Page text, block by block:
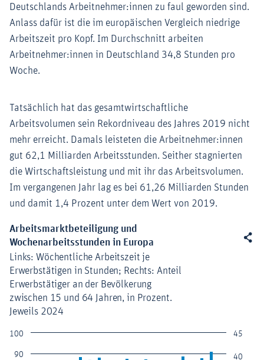
Deutschlands Arbeitnehmer:innen zu faul geworden sind.
Anlass dafür ist die im europäischen Vergleich niedrige
Arbeitszeit pro Kopf. Im Durchschnitt arbeiten
Arbeitnehmer:innen in Deutschland 34,8 Stunden pro
Woche.
Tatsächlich hat das gesamtwirtschaftliche
Arbeitsvolumen sein Rekordniveau des Jahres 2019 nicht
mehr erreicht. Damals leisteten die Arbeitnehmer:innen
gut 62,1 Milliarden Arbeitsstunden. Seither stagnierten
die Wirtschaftsleistung und mit ihr das Arbeitsvolumen.
Im vergangenen Jahr lag es bei 61,26 Milliarden Stunden
und damit 1,4 Prozent unter dem Wert von 2019.